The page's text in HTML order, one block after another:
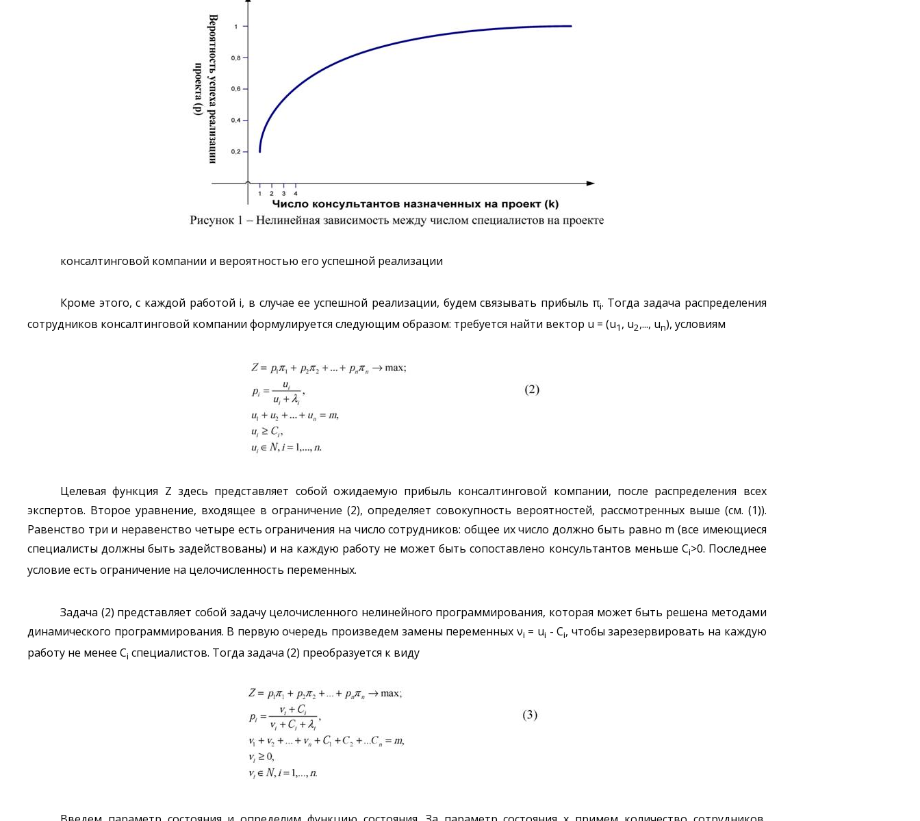
консалтинговой компании и вероятностью его успешной реализации
Кроме этого, с каждой работой i, в случае ее успешной реализации, будем связывать прибыль πi. Тогда задача распределения
сотрудников консалтинговой компании формулируется следующим образом: требуется найти вектор u = (u1 , u2,..., un), условиям
Целевая функция Z здесь представляет собой ожидаемую прибыль консалтинговой компании, после распределения всех
экспертов. Второе уравнение, входящее в ограничение (2), определяет совокупность вероятностей, рассмотренных выше (см. (1)).
Равенство три и неравенство четыре есть ограничения на число сотрудников: общее их число должно быть равно m (все имеющиеся
специалисты должны быть задействованы) и на каждую работу не может быть сопоставлено консультантов меньше Ci>0. Последнее
условие есть ограничение на целочисленность переменных.
Задача (2) представляет собой задачу целочисленного нелинейного программирования, которая может быть решена методами
динамического программирования. В первую очередь произведем замены переменных νi = ui - Ci, чтобы зарезервировать на каждую
работу не менее Ci специалистов. Тогда задача (2) преобразуется к виду